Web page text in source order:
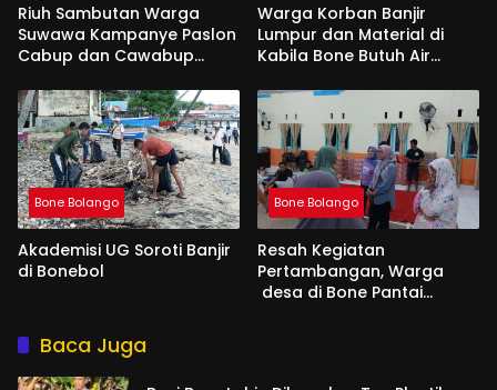
Riuh Sambutan Warga
Suwawa Kampanye Paslon
Cabup dan Cawabup
Mamesah
Warga Korban Banjir
Lumpur dan Material di
Kabila Bone Butuh Air
Bone Bolango
Akademisi UG Soroti Banjir
di Bonebol
Bone Bolango
Resah Kegiatan
Pertambangan, Warga
desa di Bone Pantai
Baca Juga